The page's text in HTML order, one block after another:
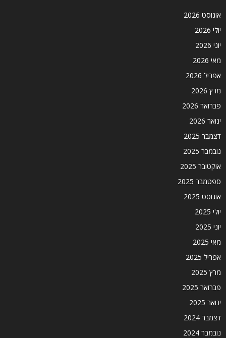
אוגוסט 2026
יולי 2026
יוני 2026
מאי 2026
אפריל 2026
מרץ 2026
פברואר 2026
ינואר 2026
דצמבר 2025
נובמבר 2025
אוקטובר 2025
ספטמבר 2025
אוגוסט 2025
יולי 2025
יוני 2025
מאי 2025
אפריל 2025
מרץ 2025
פברואר 2025
ינואר 2025
דצמבר 2024
נובמבר 2024